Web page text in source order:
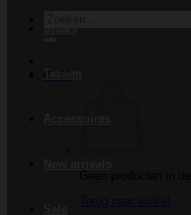
€0.00
Tassen